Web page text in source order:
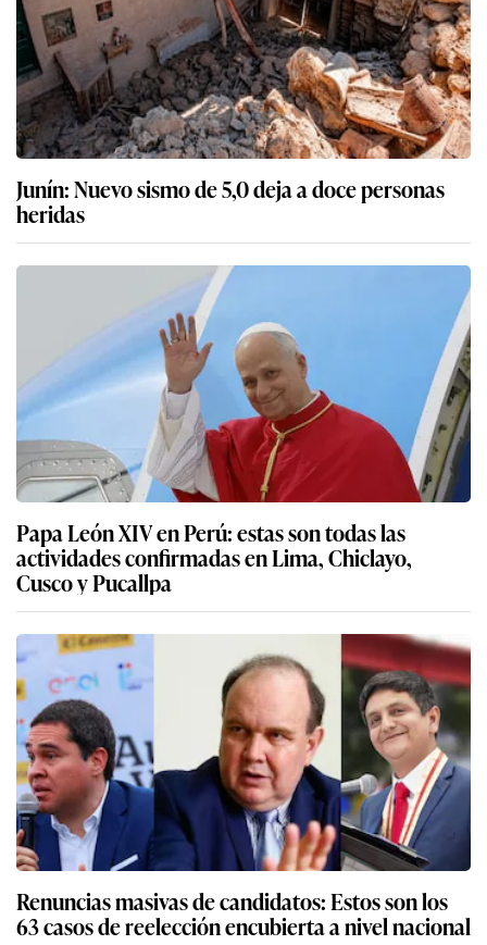
Junín: Nuevo sismo de 5,0 deja a doce personas
heridas
Papa León XIV en Perú: estas son todas las
actividades confirmadas en Lima, Chiclayo,
Cusco y Pucallpa
Renuncias masivas de candidatos: Estos son los
63 casos de reelección encubierta a nivel nacional